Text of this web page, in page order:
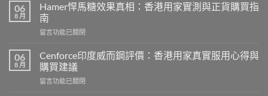
06
8 月
Hamer悍馬糖效果真相：香港用家實測與正貨購買指
南
在
悍
馬
糖
效
留言功能已關閉
06
8 月
Cenforce印度威而鋼評價：香港用家真實服用心得與
購買建議
在
留言功能已關閉